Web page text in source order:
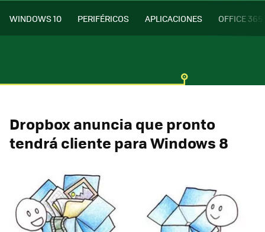
WINDOWS 10 PERIFÉRICOS APLICACIONES OFFICE 365
Dropbox anuncia que pronto
tendrá cliente para Windows 8